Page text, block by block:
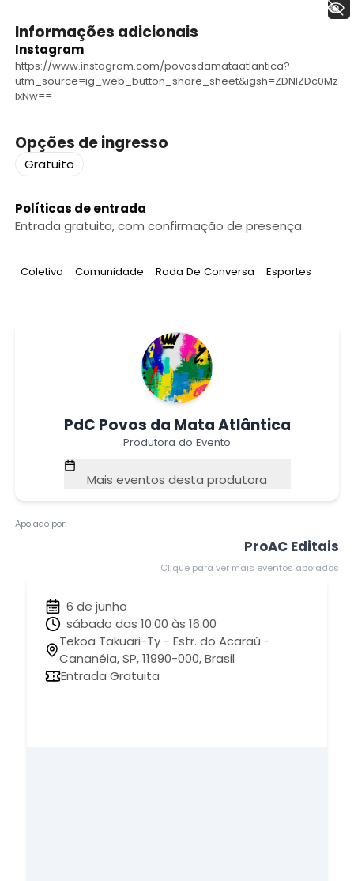
Informações adicionais
Instagram
https://www.instagram.com/povosdamataatlantica?
utm_source=ig_web_button_share_sheet&igsh=ZDNlZDc0Mz
IxNw==
Opções de ingresso
Gratuito
Políticas de entrada
Entrada gratuita, com confirmação de presença.
Tag:
Coletivo Tag:
Comunidade Tag:
Roda De Conversa Tag:
Esportes
PdC Povos da Mata Atlântica
Produtora do Evento
Mais eventos desta produtora
Apoiado por:
ProAC Editais
Clique para ver mais eventos apoiados
6 de junho
sábado das 10:00 às 16:00
Tekoa Takuari-Ty - Estr. do Acaraú -
Cananéia, SP, 11990-000, Brasil
Entrada Gratuita